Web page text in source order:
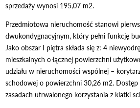
sprzedaży wynosi 195,07 m2.
Przedmiotowa nieruchomość stanowi
dwukondygnacyjnym, który pełni funkcję
Jako obszar I piętra składa się z: 4
mieszkalnych o łącznej powierzchni
udziału w nieruchomości wspólnej –
schodowej o powierzchni 30,26 m2.
zasadach utrwalonego korzystania z klatki